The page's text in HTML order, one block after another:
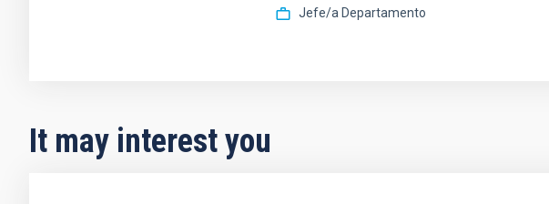
Jefe/a Departamento
It may interest you